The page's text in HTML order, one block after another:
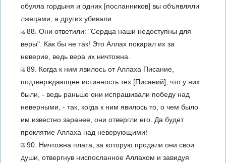
обуяла гордыня и одних [посланников] вы объявляли
лжецами, а других убивали.
88. Они ответили: "Сердца наши недоступны для
веры". Как бы не так! Это Аллах покарал их за
неверие, ведь вера их ничтожна.
89. Когда к ним явилось от Аллаха Писание,
подтверждающее истинность тех [Писаний], что у них
были, - ведь раньше они испрашивали победу над
неверными, - так, когда к ним явилось то, о чем было
им известно заранее, они отвергли его. Да будет
проклятие Аллаха над неверующими!
90. Ничтожна плата, за которую продали они свои
души, отвергнув ниспосланное Аллахом и завидуя